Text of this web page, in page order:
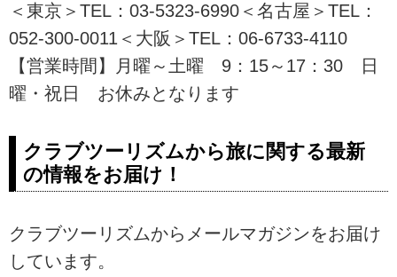
＜東京＞TEL：03-5323-6990＜名古屋＞TEL：
052-300-0011＜大阪＞TEL：06-6733-4110
【営業時間】月曜～土曜 9：15～17：30 日
曜・祝日 お休みとなります
クラブツーリズムから旅に関する最新
の情報をお届け！
クラブツーリズムからメールマガジンをお届け
しています。